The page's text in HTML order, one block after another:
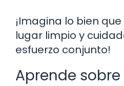
¡Imagina lo bien
lugar limpio y
esfuerzo conjunto!
Aprende